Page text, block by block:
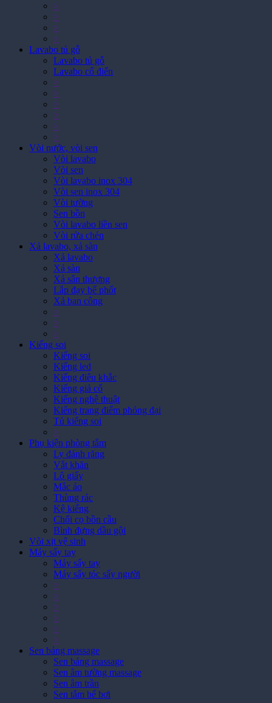
>
>
>
>
Lavabo tủ gỗ
Lavabo tủ gỗ
Lavabo cổ điển
>
>
>
>
>
>
Vòi nước, vòi sen
Vòi lavabo
Vòi sen
Vòi lavabo inox 304
Vòi sen inox 304
Vòi tường
Sen bồn
Vòi lavabo liền sen
Vòi rửa chén
Xả lavabo, xả sàn
Xả lavabo
Xả sàn
Xả sân thượng
Lắp đạy bể phốt
Xả ban công
>
>
>
Kiếng soi
Kiếng soi
Kiếng led
Kiếng điêu khắc
Kiếng giả cổ
Kiếng nghệ thuật
Kiếng trang điểm phóng đại
Tủ kiếng soi
>
Phụ kiện phòng tắm
Ly đánh răng
Vắt khăn
Lô giấy
Mắc áo
Thùng rác
Kệ kiếng
Chổi cọ bồn cầu
Bình đựng dầu gội
Vòi xịt vệ sinh
Máy sấy tay
Máy sấy tay
Máy sấy tóc sấy người
>
>
>
>
>
>
Sen bảng massage
Sen bảng massage
Sen âm tường massage
Sen âm trần
Sen tắm bể bơi